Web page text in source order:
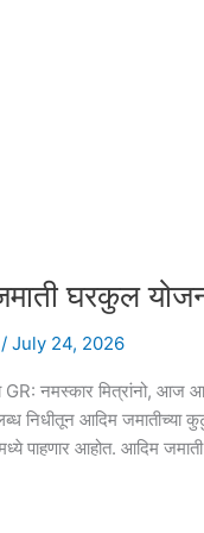
घरकुल
/ July 24, 2026
नमस्कार मित्रांनो, आज
निधीतून आदिम जमातीच्या
पाहणार आहोत. आदिम